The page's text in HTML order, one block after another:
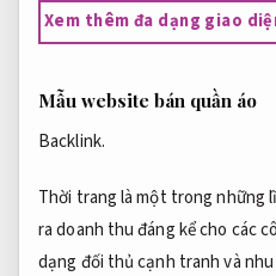
Xem thêm đa dạng giao
Mẫu website bán quần áo
Backlink.
Thời trang là một trong những
ra doanh thu đáng kể cho các
dạng đối thủ cạnh tranh và